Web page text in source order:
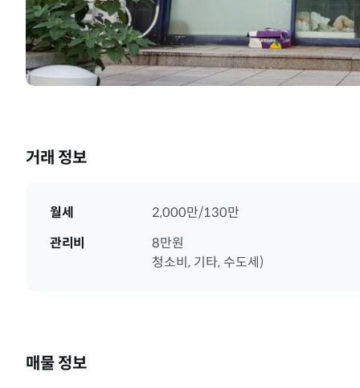
거래 정보
월세
2,000만/130만
관리비
8만원
청소비, 기타, 수도세)
매물 정보